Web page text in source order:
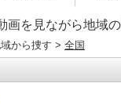
画を見ながら地域
から捜す > 全国